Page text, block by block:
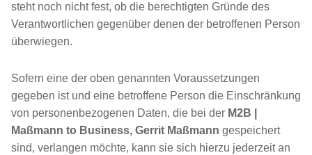
steht noch nicht fest, ob die berechtigten Gründe des
Verantwortlichen gegenüber denen der betroffenen Person
überwiegen.
Sofern eine der oben genannten Voraussetzungen
gegeben ist und eine betroffene Person die Einschränkung
von personenbezogenen Daten, die bei der M2B |
Maßmann to Business, Gerrit Maßmann gespeichert
sind, verlangen möchte, kann sie sich hierzu jederzeit an